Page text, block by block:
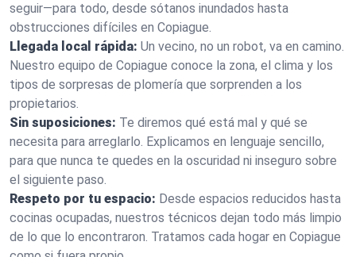
seguir—para todo, desde sótanos inundados hasta
obstrucciones difíciles en Copiague.
Llegada local rápida: Un vecino, no un robot, va en camino.
Nuestro equipo de Copiague conoce la zona, el clima y los
tipos de sorpresas de plomería que sorprenden a los
propietarios.
Sin suposiciones: Te diremos qué está mal y qué se
necesita para arreglarlo. Explicamos en lenguaje sencillo,
para que nunca te quedes en la oscuridad ni inseguro sobre
el siguiente paso.
Respeto por tu espacio: Desde espacios reducidos hasta
cocinas ocupadas, nuestros técnicos dejan todo más limpio
de lo que lo encontraron. Tratamos cada hogar en Copiague